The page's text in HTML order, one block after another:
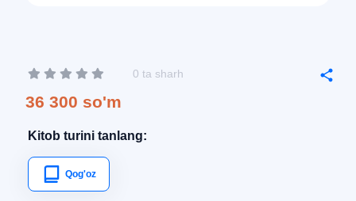
0 ta sharh
36 300 so'm
Kitob turini tanlang:
Qog'oz